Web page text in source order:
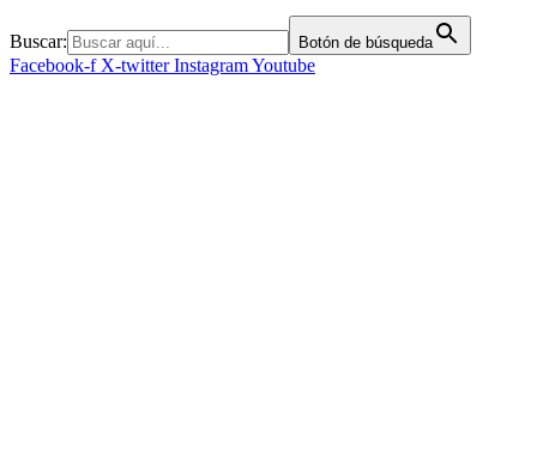
Buscar: Botón de búsqueda
Facebook-f X-twitter InstagramYoutube